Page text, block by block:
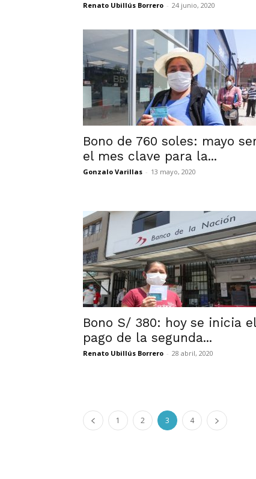
Renato Ubillús Borrero - 24 junio, 2020
Bono de 760 soles: mayo
el mes clave para la...
Gonzalo Varillas - 13 mayo, 2020
Bono S/ 380: hoy se inicia el
pago de la segunda...
Renato Ubillús Borrero - 28 abril, 2020
1 2 3 4